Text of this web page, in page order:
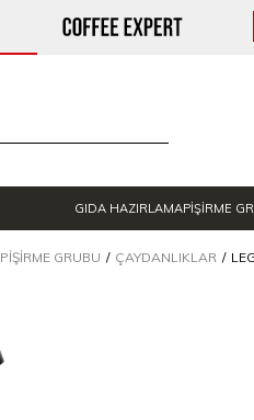
GIDA HAZIRLAMAPİŞİRME
PIŞIRME GRUBU ÇAYDANLIKLAR